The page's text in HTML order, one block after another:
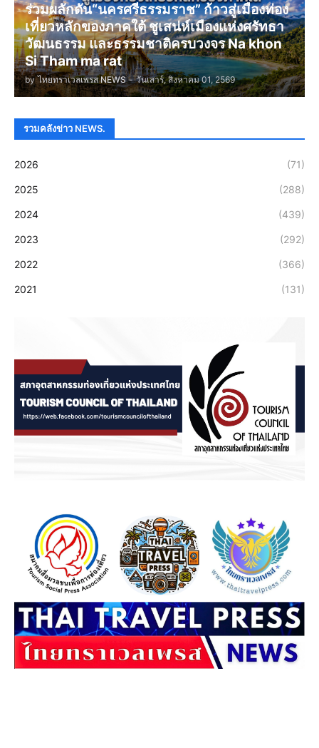
ร่วมผลักดัน“นครศรีธรรมราช” ก้าวสู่เมืองท่อง
เที่ยวหลักของภาคใต้ ชูเสน่ห์เมืองแห่งศรัทธา
วัฒนธรรม และธรรมชาติครบวงจร Na khon
Si Tham ma rat
by ไทยทราเวลเพรส NEWS - วันเสาร์, สิงหาคม 01, 2569
รวมคลังข่าว NEWS.
2026 (71)
2025 (288)
2024 (439)
2023 (292)
2022 (366)
2021 (131)